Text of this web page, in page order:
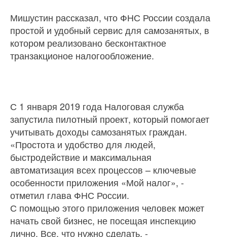
Мишустин рассказал, что ФНС России создала
простой и удобный сервис для самозанятых, в
котором реализовано бесконтактное
транзакционое налогообложение.
С 1 января 2019 года Налоговая служба
запустила пилотный проект, который помогает
учитывать доходы самозанятых граждан.
«Простота и удобство для людей,
быстродействие и максимальная
автоматизация всех процессов – ключевые
особенности приложения «Мой налог», -
отметил глава ФНС России.
С помощью этого приложения человек может
начать свой бизнес, не посещая инспекцию
лично. Все, что нужно сделать, -